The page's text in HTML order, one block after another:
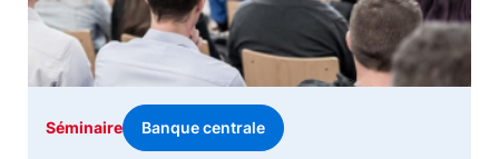
Séminaire Banque centrale